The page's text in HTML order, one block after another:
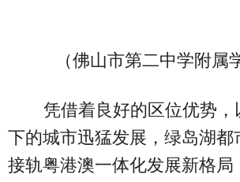
（佛山市第二中学附属
凭借着良好的区位优势，
下的城市迅猛发展，绿岛湖都
接轨粤港澳一体化发展新格局